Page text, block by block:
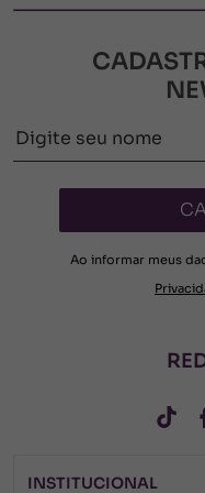
Ao informar meus
INSTITUCIONAL